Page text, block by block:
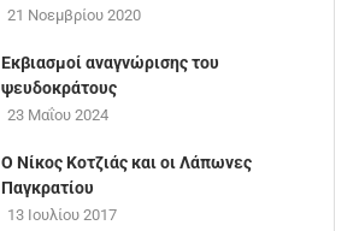
21 Νοεμβρίου 2020
Εκβιασμοί αναγνώρισης του
ψευδοκράτους
23 Μαΐου 2024
Ο Νίκος Κοτζιάς και οι Λάπωνες
Παγκρατίου
13 Ιουλίου 2017